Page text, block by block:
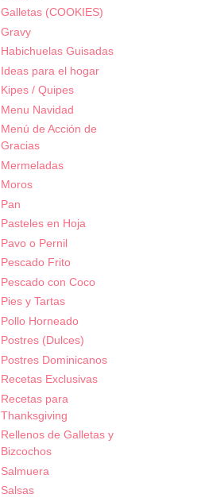
Galletas (COOKIES)
Gravy
Habichuelas Guisadas
Ideas para el hogar
Kipes / Quipes
Menu Navidad
Menú de Acción de
Gracias
Mermeladas
Moros
Pan
Pasteles en Hoja
Pavo o Pernil
Pescado Frito
Pescado con Coco
Pies y Tartas
Pollo Horneado
Postres (Dulces)
Postres Dominicanos
Recetas Exclusivas
Recetas para
Thanksgiving
Rellenos de Galletas y
Bizcochos
Salmuera
Salsas